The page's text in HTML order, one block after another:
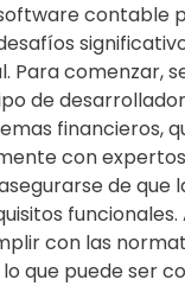
contable
Para comenzar,
de
financieros,
con
de que
funcionales.
con las
que puede ser